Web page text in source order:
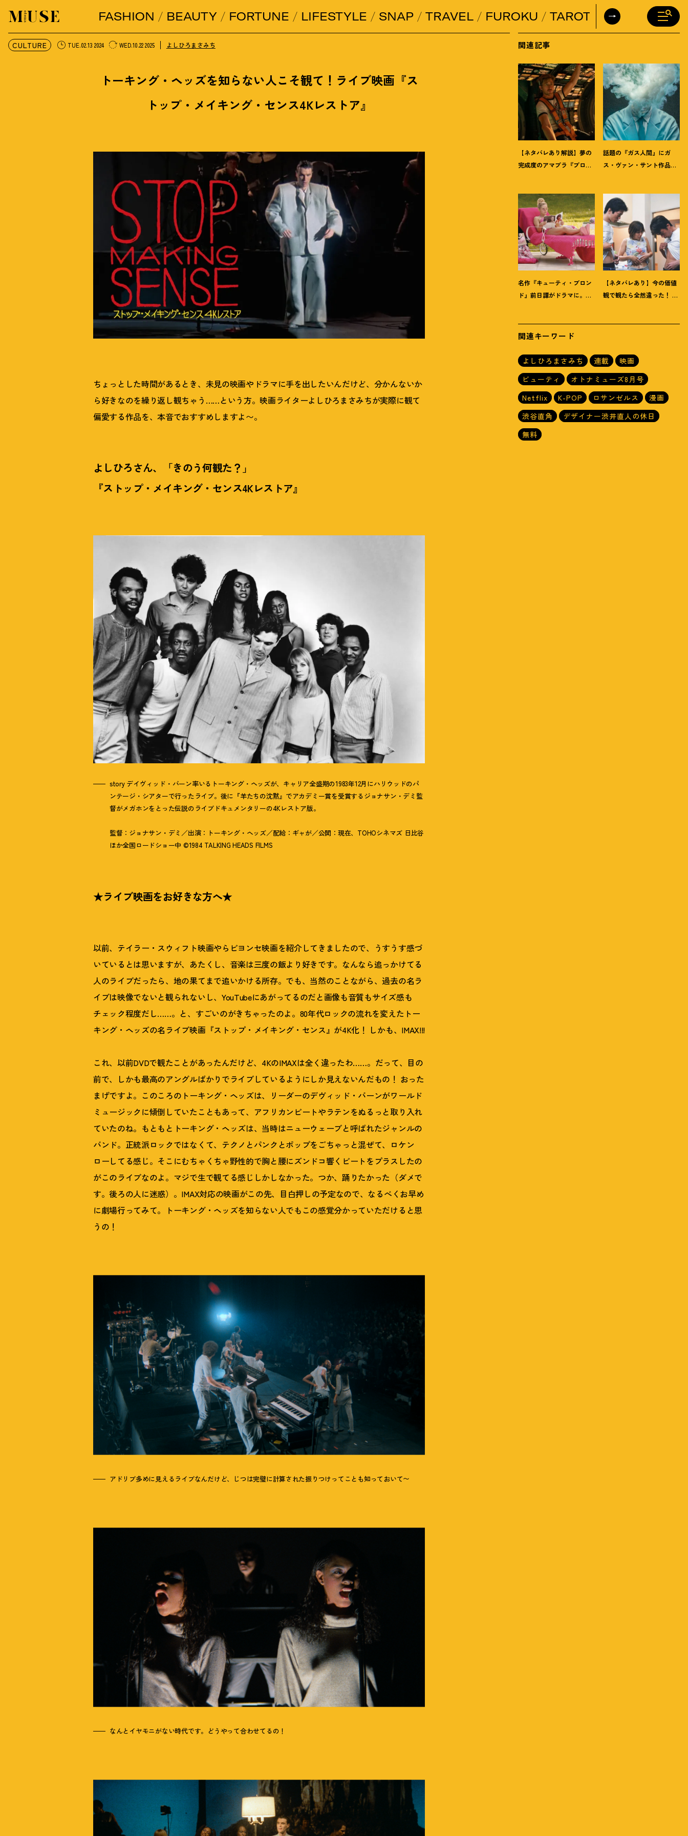
オトナミューズ ウェブFASHION BEAUTY FORTUNE LIFESTYLE SNAP TRAVEL FUROKU TAROT DAILY
CULTURE TUE.02.13 2024 WED.10.22 2025 よしひろまさみち
トーキング・ヘッズを知らない人こそ観て ！ ライブ映画『ス
トップ・メイキング・センス4Kレストア』
ちょっとした時間があるとき、未見の映画やドラマに手を出したいんだけど、分かんないか
ら好きなのを繰り返し観ちゃう……という方。映画ライターよしひろまさみちが実際に観て
偏愛する作品を、本音でおすすめしますよ〜。
よしひろさん、「きのう何観た ？ 」
『ストップ・メイキング・センス4Kレストア』
story デイヴィッド・バーン率いるトーキング・ヘッズが、キャリア全盛期の1983年12月にハリウッドのパ
ンテージ・シアターで行ったライブ。後に『羊たちの沈黙』でアカデミー賞を受賞するジョナサン・デミ監
督がメガホンをとった伝説のライブドキュメンタリーの4Kレストア版。
監督：ジョナサン・デミ／出演：トーキング・ヘッズ／配給：ギャが／公開：現在、TOHOシネマズ 日比谷
ほか全国ロードショー中 ©1984 TALKING HEADS FILMS
★ライブ映画をお好きな方へ★
以前、テイラー・スウィフト映画やらビヨンセ映画を紹介してきましたので、うすうす感づ
いているとは思いますが、あたくし、音楽は三度の飯より好きです。なんなら追っかけてる
人のライブだったら、地の果てまで追いかける所存。でも、当然のことながら、過去の名ラ
イブは映像でないと観られないし、YouTubeにあがってるのだと画像も音質もサイズ感も
チェック程度だし……。と、すごいのがきちゃったのよ。80年代ロックの流れを変えたトー
キング・ヘッズの名ライブ映画『ストップ・メイキング・センス』が4K化 ！ しかも、IMAX!!!
これ、以前DVDで観たことがあったんだけど、4KのIMAXは全く違ったわ……。だって、目の
前で、しかも最高のアングルばかりでライブしているようにしか見えないんだもの ！ おった
まげですよ。このころのトーキング・ヘッズは、リーダーのデヴィッド・バーンがワールド
ミュージックに傾倒していたこともあって、アフリカンビートやラテンをぬるっと取り入れ
ていたのね。もともとトーキング・ヘッズは、当時はニューウェーブと呼ばれたジャンルの
バンド。正統派ロックではなくて、テクノとパンクとポップをごちゃっと混ぜて、ロケン
ローしてる感じ。そこにむちゃくちゃ野性的で胸と腰にズンドコ響くビートをプラスしたの
がこのライブなのよ。マジで生で観てる感じしかしなかった。つか、踊りたかった（ダメで
す。後ろの人に迷惑）。IMAX対応の映画がこの先、目白押しの予定なので、なるべくお早め
に劇場行ってみて。トーキング・ヘッズを知らない人でもこの感覚分かっていただけると思
うの ！
アドリブ多めに見えるライブなんだけど、じつは完璧に計算された振りつけってことも知っておいて〜
なんとイヤモニがない時代です。どうやって合わせてるの ！
関連記事
【ネタバレあり解説】夢の
完成度のアマプラ『プロ
話題の『ガス人間』にガ
ス・ヴァン・サント作品
名作『キューティ・ブロン
ド』前日譚がドラマに。
ビュー
【ネタバレあり】今の価値
観で観たら全然違った ！ あ
関連キーワード
よしひろまさみち 連載
映画
ビューティ
オトナミューズ8月号
Netflix
K-POP ロサンゼルス
漫画
渋谷直角
デザイナー渋井直人の休日
無料